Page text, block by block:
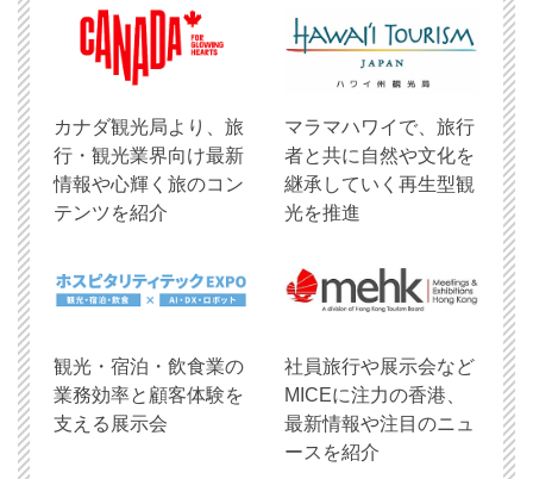
​カナダ観光局より、旅
行・観光業界向け最新
情報や心輝く旅のコン
テンツを紹介
マラマハワイで、旅行
者と共に自然や文化を
継承していく再生型観
光を推進
観光・宿泊・飲食業の
業務効率と顧客体験を
支える展示会
社員旅行や展示会など
MICEに注力の香港、
最新情報や注目のニュ
ースを紹介